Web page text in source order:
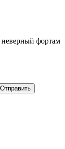
неверный фортам
Отправить